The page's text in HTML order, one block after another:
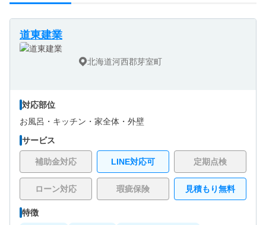
道東建業
北海道河西郡芽室町
対応部位
お風呂・ キッチン・ 家全体・ 外壁
サービス
補助金対応 LINE対応可 定期点検
ローン対応 瑕疵保険 見積もり無料
特徴